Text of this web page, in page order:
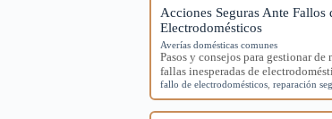
Acciones Seguras Ante Fallos
Electrodomésticos
Averías domésticas comunes
Pasos y consejos para gestionar de
fallas inesperadas de
fallo de electrodomésticos ,reparación